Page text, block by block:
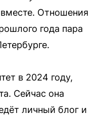
вместе. Отношения
года пара
в 2024 году,
Сейчас она
личный блог и